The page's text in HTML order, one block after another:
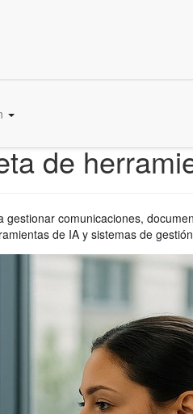
de
comunicaciones,
de IA y sistemas de